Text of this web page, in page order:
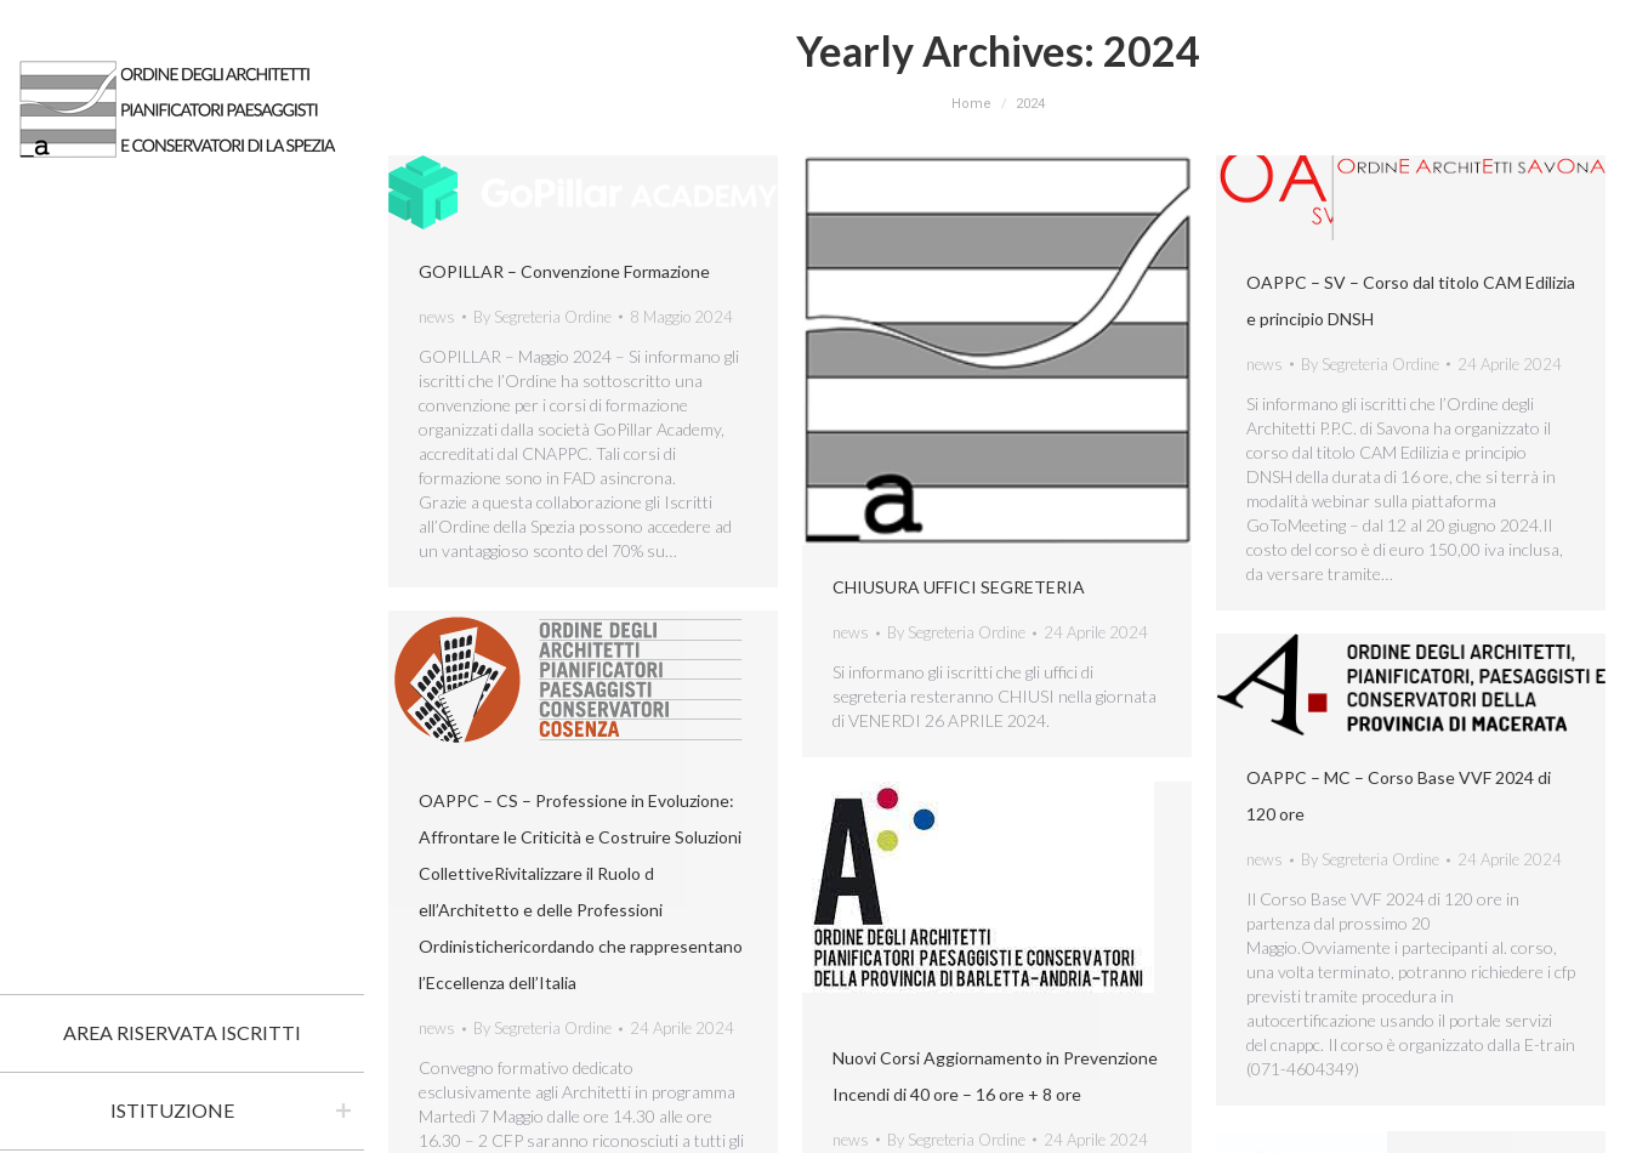
AREA RISERVATA ISCRITTI
ISTITUZIONE
Yearly Archives: 2024
Home 2024
GOPILLAR – Convenzione Formazione
news By Segreteria Ordine 8 Maggio 2024
GOPILLAR – Maggio 2024 – Si informano gli
iscritti che l’Ordine ha sottoscritto una
convenzione per i corsi di formazione
organizzati dalla società GoPillar Academy,
accreditati dal CNAPPC. Tali corsi di
formazione sono in FAD asincrona.
Grazie a questa collaborazione gli Iscritti
all’Ordine della Spezia possono accedere ad
un vantaggioso sconto del 70% su…
CHIUSURA UFFICI SEGRETERIA
news By Segreteria Ordine 24 Aprile 2024
Si informano gli iscritti che gli uffici di
segreteria resteranno CHIUSI nella giornata
di VENERDI 26 APRILE 2024.
OAPPC – SV – Corso dal titolo CAM Edilizia
e principio DNSH
news By Segreteria Ordine 24 Aprile 2024
Si informano gli iscritti che l’Ordine degli
Architetti P.P.C. di Savona ha organizzato il
corso dal titolo CAM Edilizia e principio
DNSH della durata di 16 ore, che si terrà in
modalità webinar sulla piattaforma
GoToMeeting – dal 12 al 20 giugno 2024.Il
costo del corso è di euro 150,00 iva inclusa,
da versare tramite…
OAPPC – CS – Professione in Evoluzione:
Affrontare le Criticità e Costruire Soluzioni
CollettiveRivitalizzare il Ruolo d
ell’Architetto e delle Professioni
Ordinistichericordando che rappresentano
l’Eccellenza dell’Italia
news By Segreteria Ordine 24 Aprile 2024
Convegno formativo dedicato
esclusivamente agli Architetti in programma
Martedì 7 Maggio dalle ore 14.30 alle ore
16.30 – 2 CFP saranno riconosciuti a tutti gli
OAPPC – MC – Corso Base VVF 2024 di
120 ore
news By Segreteria Ordine 24 Aprile 2024
Il Corso Base VVF 2024 di 120 ore in
partenza dal prossimo 20
Maggio.Ovviamente i partecipanti al. corso,
una volta terminato, potranno richiedere i cfp
previsti tramite procedura in
autocertificazione usando il portale servizi
del cnappc. Il corso è organizzato dalla E-train
(071-4604349)
Nuovi Corsi Aggiornamento in Prevenzione
Incendi di 40 ore – 16 ore + 8 ore
news By Segreteria Ordine 24 Aprile 2024